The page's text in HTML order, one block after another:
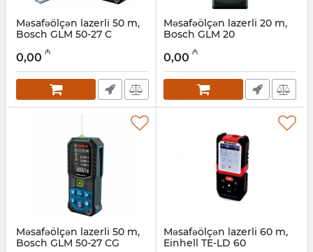
Məsafəölçən lazerli 50 m,
Bosch GLM 50-27 C
Artikul:
0,00 ₼
Məsafəölçən lazerli 20 m,
Bosch GLM 20
Artikul:
0,00 ₼
Məsafəölçən lazerli 50 m,
Bosch GLM 50-27 CG
Məsafəölçən lazerli 60 m,
Einhell TE-LD 60